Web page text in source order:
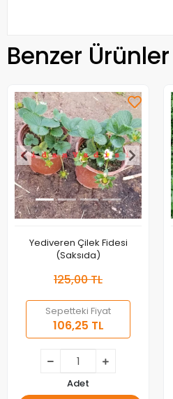
Benzer Ürünler
Yediveren Çilek Fidesi
(Saksıda)
125,00 TL
Sepetteki Fiyat
106,25 TL
Adet